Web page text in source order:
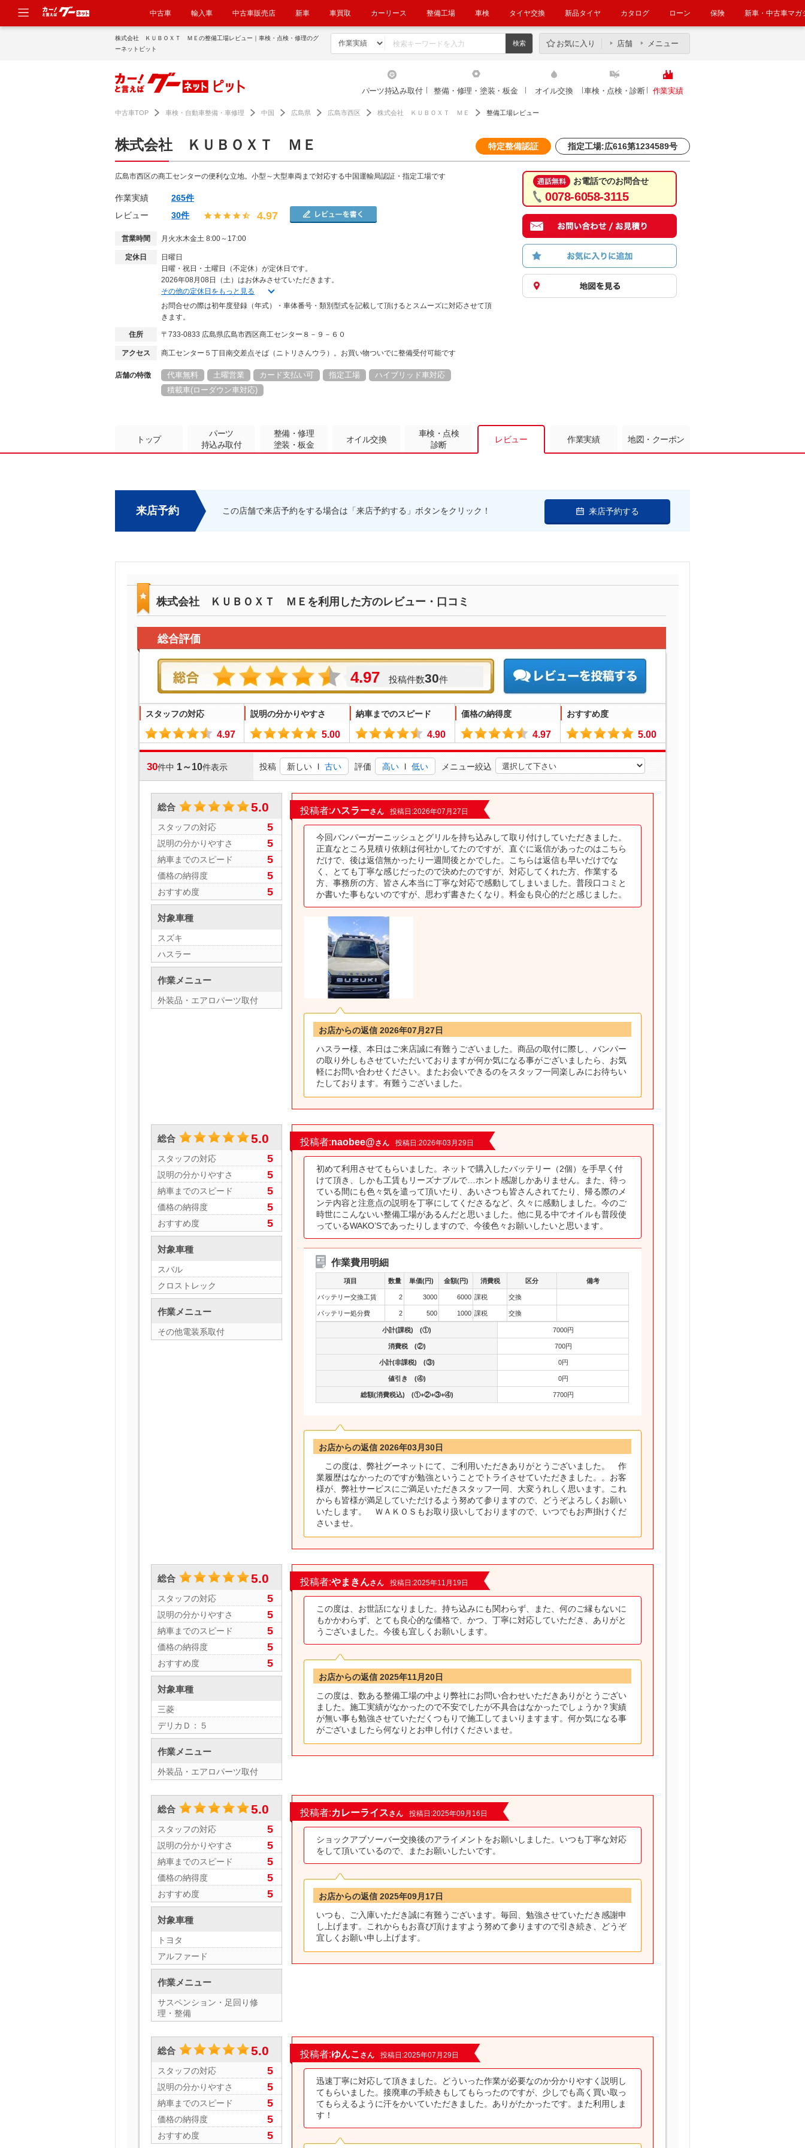
中古車 輸入車 中古車販売店 新車 車買取 カーリース 整備工場 車検 タイヤ交換 新品タイヤ カタログ ローン 保険 新車・中古車マガ
株式会社 ＫＵＢＯＸＴ ＭＥの整備工場レビュー｜車検・点検・修理のグ
ーネットピット
お気に入り 店舗 メニュー
パーツ持込み取付 整備・修理・塗装・板金 オイル交換 車検・点検・診断 作業実績
中古車TOP 車検・自動車整備・車修理 中国 広島県 広島市西区 株式会社 ＫＵＢＯＸＴ ＭＥ 整備工場レビュー
株式会社 ＫＵＢＯＸＴ ＭＥ 特定整備認証 指定工場:広616第1234589号
広島市西区の商工センターの便利な立地。小型～大型車両まで対応する中国運輸局認証・指定工場です
作業実績
265件
レビュー
30件 4.97
営業時間 月火水木金土 8:00～17:00
定休日
日曜日
日曜・祝日・土曜日（不定休）が定休日です。
2026年08月08日（土）はお休みさせていただきます。
その他の定休日をもっと見る
お問合せの際は初年度登録（年式）・車体番号・類別型式を記載して頂けるとスムーズに対応させて頂
きます。
住所 〒733-0833 広島県広島市西区商工センター８－９－６０
アクセス 商工センター５丁目南交差点そば（ニトリさんウラ）。お買い物ついでに整備受付可能です
店舗の特徴 代車無料 土曜営業 カード支払い可 指定工場
ハイブリッド車対応
積載車(ローダウン車対応)
お電話でのお問合せ
0078-6058-3115
トップ
パーツ
持込み取付
整備・修理
塗装・板金
オイル交換
車検・点検
診断
レビュー 作業実績 地図・クーポン
来店予約 この店舗で来店予約をする場合は「来店予約する」ボタンをクリック！ 来店予約する
株式会社 ＫＵＢＯＸＴ ＭＥを利用した方のレビュー・口コミ
総合評価
4.97 投稿件数30件
スタッフの対応 説明の分かりやすさ 納車までのスピード 価格の納得度 おすすめ度
4.97 5.00 4.90 4.97 5.00
30件中 1～10件表示 投稿 新しい l 古い 評価 高い l 低い メニュー絞込
総合 5.0
スタッフの対応 5
説明の分かりやすさ 5
納車までのスピード 5
価格の納得度 5
おすすめ度 5
対象車種
スズキ
ハスラー
作業メニュー
外装品・エアロパーツ取付
投稿者:ハスラーさん 投稿日:2026年07月27日
今回バンパーガーニッシュとグリルを持ち込みして取り付けしていただきました。
正直なところ見積り依頼は何社かしてたのですが、直ぐに返信があったのはこちら
だけで、後は返信無かったり一週間後とかでした。こちらは返信も早いだけでな
く、とても丁寧な感じだったので決めたのですが、対応してくれた方、作業する
方、事務所の方、皆さん本当に丁寧な対応で感動してしまいました。普段口コミと
か書いた事もないのですが、思わず書きたくなり。料金も良心的だと感じました。
お店からの返信 2026年07月27日
ハスラー様、本日はご来店誠に有難うございました。商品の取付に際し、バンパー
の取り外しもさせていただいておりますが何か気になる事がございましたら、お気
軽にお問い合わせください。またお会いできるのをスタッフ一同楽しみにお待ちい
たしております。有難うございました。
総合 5.0
スタッフの対応 5
説明の分かりやすさ 5
納車までのスピード 5
価格の納得度 5
おすすめ度 5
対象車種
スバル
クロストレック
作業メニュー
その他電装系取付
投稿者:naobee@さん 投稿日:2026年03月29日
初めて利用させてもらいました。ネットで購入したバッテリー（2個）を手早く付
けて頂き、しかも工賃もリーズナブルで…ホント感謝しかありません。また、待っ
ている間にも色々気を遣って頂いたり、あいさつも皆さんされてたり、帰る際のメ
ンテ内容と注意点の説明を丁寧にしてくださるなど、久々に感動しました。今のご
時世にこんないい整備工場があるんだと思いました。他に見る中でオイルも普段使
っているWAKO’Sであったりしますので、今後色々お願いしたいと思います。
作業費用明細
項目 数量 単価(円) 金額(円) 消費税 区分 備考
バッテリー交換工賃 2 3000 6000 課税 交換
バッテリー処分費 2 500 1000 課税 交換
小計(課税) (①) 7000円
消費税 (②) 700円
小計(非課税) (③) 0円
値引き (④) 0円
総額(消費税込) (①+②+③+④) 7700円
お店からの返信 2026年03月30日
この度は、弊社グーネットにて、ご利用いただきありがとうございました。 作
業履歴はなかったのですが勉強ということでトライさせていただきました。。お客
様が、弊社サービスにご満足いただきスタッフ一同、大変うれしく思います。これ
からも皆様が満足していただけるよう努めて参りますので、どうぞよろしくお願い
いたします。 ＷＡＫＯＳもお取り扱いしておりますので、いつでもお声掛けくだ
さいませ。
総合 5.0
スタッフの対応 5
説明の分かりやすさ 5
納車までのスピード 5
価格の納得度 5
おすすめ度 5
対象車種
三菱
デリカＤ：５
作業メニュー
外装品・エアロパーツ取付
投稿者:やまきんさん 投稿日:2025年11月19日
この度は、お世話になりました。持ち込みにも関わらず、また、何のご縁もないに
もかかわらず、とても良心的な価格で、かつ、丁寧に対応していただき、ありがと
うございました。今後も宜しくお願いします。
お店からの返信 2025年11月20日
この度は、数ある整備工場の中より弊社にお問い合わせいただきありがとうござい
ました。施工実績がなかったので不安でしたが不具合はなかったでしょうか？実績
が無い事も勉強させていただくつもりで施工してまいりますます。何か気になる事
がございましたら何なりとお申し付けくださいませ。
総合 5.0
スタッフの対応 5
説明の分かりやすさ 5
納車までのスピード 5
価格の納得度 5
おすすめ度 5
対象車種
トヨタ
アルファード
作業メニュー
サスペンション・足回り修
理・整備
投稿者:カレーライス さん 投稿日:2025年09月16日
ショックアブソーバー交換後のアライメントをお願いしました。いつも丁寧な対応
をして頂いているので、またお願いしたいです。
お店からの返信 2025年09月17日
いつも、ご入庫いただき誠に有難うございます。毎回、勉強させていただき感謝申
し上げます。これからもお喜び頂けますよう努めて参りますので引き続き、どうぞ
宜しくお願い申し上げます。
総合 5.0
スタッフの対応 5
説明の分かりやすさ 5
納車までのスピード 5
価格の納得度 5
おすすめ度 5
投稿者:ゆんこ さん 投稿日:2025年07月29日
迅速丁寧に対応して頂きました。どういった作業が必要なのか分かりやすく説明し
てもらいました。接廃車の手続きもしてもらったのですが、少しでも高く買い取っ
てもらえるように汗をかいていただきました。ありがたかったです。また利用しま
す！